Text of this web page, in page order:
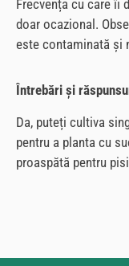
Frecvența cu care îi
doar ocazional.
este contaminată și
Întrebări și
Da, puteți cultiva
pentru a planta cu
proaspătă pentru